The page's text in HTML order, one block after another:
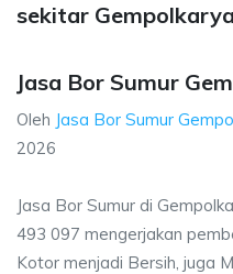
sekitar
Jasa Bor Sumur
Oleh Jasa Bor Sumur
2026
Jasa Bor Sumur di
493 097 mengerjakan
Kotor menjadi Bersih, juga